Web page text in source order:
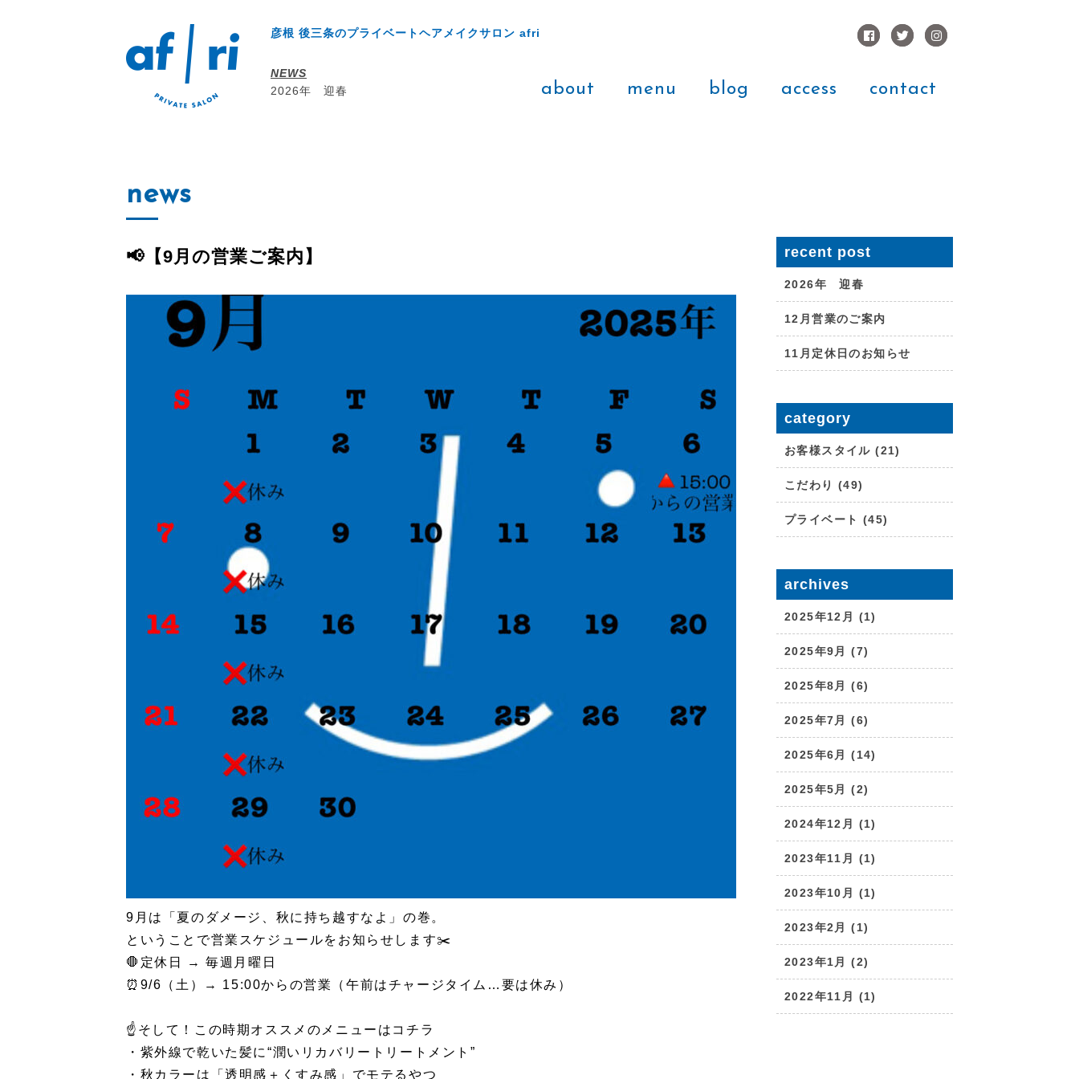
彦根 後三条のプライベートヘアメイクサロン afri
about menu blog access contact
NEWS
2026年 迎春
news
📢【9月の営業ご案内】
9月は「夏のダメージ、秋に持ち越すなよ」の巻。
ということで営業スケジュールをお知らせします✂️
🛑定休日 → 毎週月曜日
⏰9/6（土）→ 15:00からの営業（午前はチャージタイム…要は休み）
☝️そして！この時期オススメのメニューはコチラ
・紫外線で乾いた髪に“潤いリカバリートリートメント”
・秋カラーは「透明感＋くすみ感」でモテるやつ
recent post
2026年 迎春
12月営業のご案内
11月定休日のお知らせ
category
お客様スタイル (21)
こだわり (49)
プライベート (45)
archives
2025年12月 (1)
2025年9月 (7)
2025年8月 (6)
2025年7月 (6)
2025年6月 (14)
2025年5月 (2)
2024年12月 (1)
2023年11月 (1)
2023年10月 (1)
2023年2月 (1)
2023年1月 (2)
2022年11月 (1)